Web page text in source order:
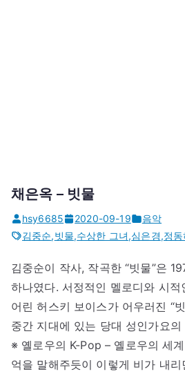
채은옥 – 빗물
hsy6685 2020-09-19
음악
김중순,빗물,수상한 그녀,심은경,정
김중순이 작사, 작곡한 “빗물”은
하나였다. 서정적인 멜로디와 시
어린 허스키 보이스가 어우러진 “
중간 지대에 있는 당대 성인가요
※ 옐로우의 K-Pop – 옐로우의 세
억을 말해주듯이 이렇게 비가 내